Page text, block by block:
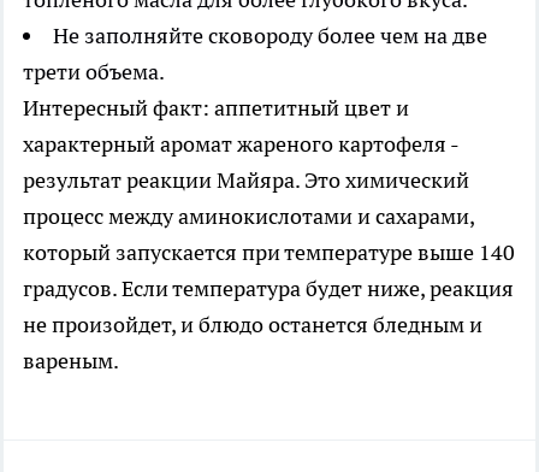
Не заполняйте сковороду более чем на две
трети объема.
Интересный факт: аппетитный цвет и
характерный аромат жареного картофеля -
результат реакции Майяра. Это химический
процесс между аминокислотами и сахарами,
который запускается при температуре выше 140
градусов. Если температура будет ниже, реакция
не произойдет, и блюдо останется бледным и
вареным.